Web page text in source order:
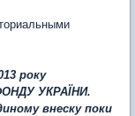
року
УКРАЇНИ.
внеску поки